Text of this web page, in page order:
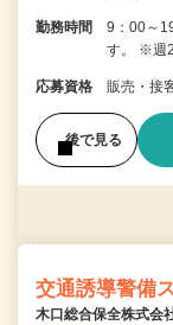
勤務時間
9：00～
す。 ※週
応募資格 販売・接
後で見る
交通誘導警備
木口総合保全株式会